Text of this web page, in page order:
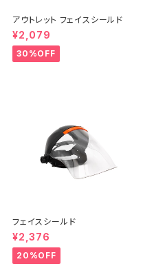
アウトレット フェイスシールド
¥2,079
30%OFF
フェイスシールド
¥2,376
20%OFF